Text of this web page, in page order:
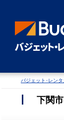
バジェット･レン
下関市